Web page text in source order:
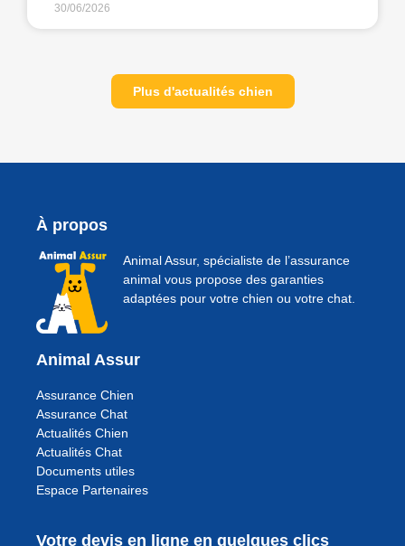
30/06/2026
Plus d'actualités chien
À propos
Animal Assur, spécialiste de l’assurance
animal vous propose des garanties
adaptées pour votre chien ou votre chat.
Animal Assur
Assurance Chien
Assurance Chat
Actualités Chien
Actualités Chat
Documents utiles
Espace Partenaires
Votre devis en ligne en quelques clics